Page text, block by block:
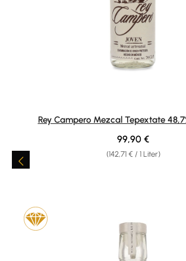
Rey Campero Mezcal Tepextate
(142,71 € / 1 Liter)
Regulärer Preis:
99,90 €